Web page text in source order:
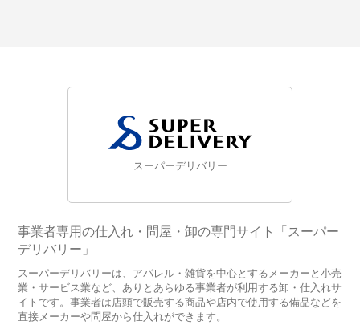
スーパーデリバリー
事業者専用の仕入れ・問屋・卸の専門サイト「スーパー
デリバリー」
スーパーデリバリーは、アパレル・雑貨を中心とするメーカーと小売
業・サービス業など、ありとあらゆる事業者が利用する卸・仕入れサ
イトです。事業者は店頭で販売する商品や店内で使用する備品などを
直接メーカーや問屋から仕入れができます。